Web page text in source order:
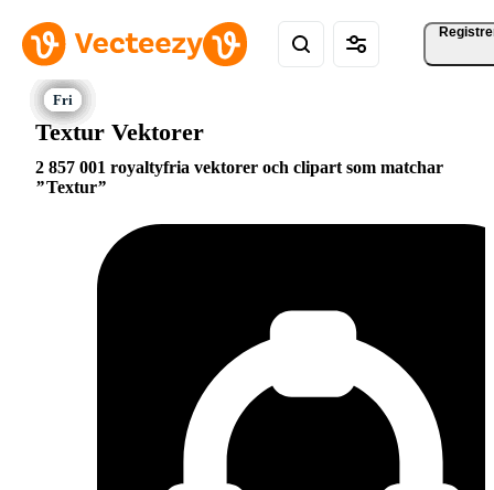
Textur Vektorer
2 857 001 royaltyfria vektorer och clipart som matchar
Textur